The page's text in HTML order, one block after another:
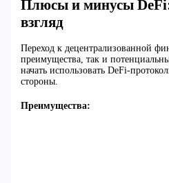
Плюсы и минусы
взгляд
Переход к децентрализованной
преимущества, так и
начать использовать DeFi-
стороны.
Преимущества: